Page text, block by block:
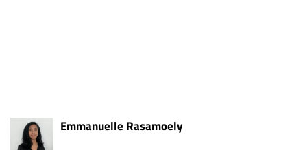
Emmanuelle Rasamoely